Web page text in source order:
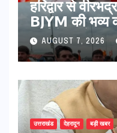
​हरिद्वार से
BJYM की भव्य
सूर्या ने की देश
की कामना
AUGUST 7, 2026
उत्तराखंड देहरादून बड़ी खबर